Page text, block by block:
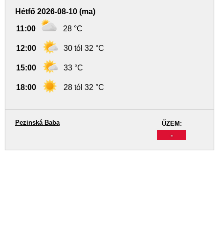
Hétfő 2026-08-10 (ma)
11:00 28 °C
12:00 30 tól 32 °C
15:00 33 °C
18:00 28 tól 32 °C
ŰZEM:
-
Pezinská Baba